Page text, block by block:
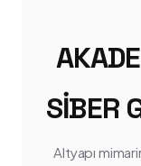
SIBER
Altyapı